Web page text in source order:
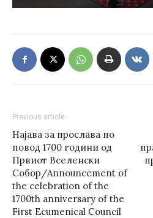
Previous article
Најава за прослава по
повод 1700 години од
Првиот Вселенски
Собор/Announcement of
the celebration of the
1700th anniversary of the
First Ecumenical Council